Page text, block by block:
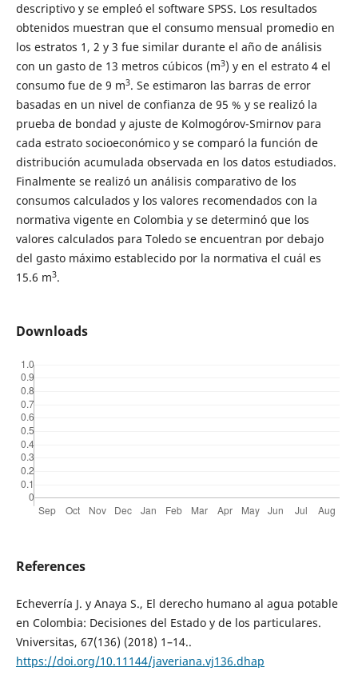
descriptivo y se empleó el software SPSS. Los resultados
obtenidos muestran que el consumo mensual promedio en
los estratos 1, 2 y 3 fue similar durante el año de análisis
con un gasto de 13 metros cúbicos (m3) y en el estrato 4 el
consumo fue de 9 m3. Se estimaron las barras de error
basadas en un nivel de confianza de 95 % y se realizó la
prueba de bondad y ajuste de Kolmogórov-Smirnov para
cada estrato socioeconómico y se comparó la función de
distribución acumulada observada en los datos estudiados.
Finalmente se realizó un análisis comparativo de los
consumos calculados y los valores recomendados con la
normativa vigente en Colombia y se determinó que los
valores calculados para Toledo se encuentran por debajo
del gasto máximo establecido por la normativa el cuál es
15.6 m3.
Downloads
References
Echeverría J. y Anaya S., El derecho humano al agua potable
en Colombia: Decisiones del Estado y de los particulares.
Vniversitas, 67(136) (2018) 1–14..
https://doi.org/10.11144/javeriana.vj136.dhap